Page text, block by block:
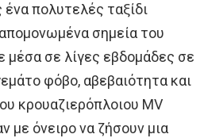
πολυτελές ταξίδι
σημεία του
μέσα σε λίγες εβδομάδες σε
φόβο, αβεβαιότητα και
κρουαζιερόπλοιου MV
με όνειρο να ζήσουν μια